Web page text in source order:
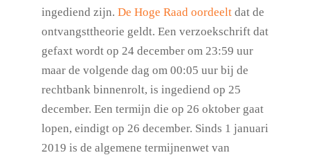
ingediend zijn. De Hoge Raad oordeelt dat de
ontvangsttheorie geldt. Een verzoekschrift dat
gefaxt wordt op 24 december om 23:59 uur
maar de volgende dag om 00:05 uur bij de
rechtbank binnenrolt, is ingediend op 25
december. Een termijn die op 26 oktober gaat
lopen, eindigt op 26 december. Sinds 1 januari
2019 is de algemene termijnenwet van